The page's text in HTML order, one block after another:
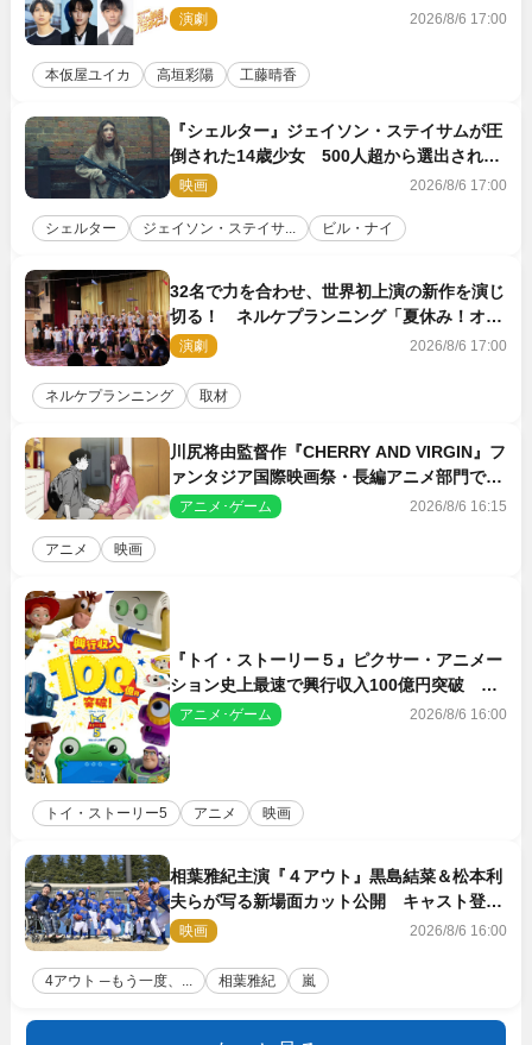
演劇 2026/8/6 17:00
本仮屋ユイカ 高垣彩陽 工藤晴香
『シェルター』ジェイソン・ステイサムが圧
倒された14歳少女 500人超から選出された
新鋭ボディ・レイ・ブレスナックとは
映画 2026/8/6 17:00
シェルター ジェイソン・ステイサ... ビル・ナイ
32名で力を合わせ、世界初上演の新作を演じ
切る！ ネルケプランニング「夏休み！オ
ン・ワークショップ2026」レポート【最終
日】
演劇 2026/8/6 17:00
ネルケプランニング 取材
川尻将由監督作『CHERRY AND VIRGIN』フ
ァンタジア国際映画祭・長編アニメ部門で観
客賞・金賞受賞！
アニメ･ゲーム 2026/8/6 16:15
アニメ 映画
『トイ・ストーリー５』ピクサー・アニメー
ション史上最速で興行収入100億円突破 シ
リーズNo.1興収が目前
アニメ･ゲーム 2026/8/6 16:00
トイ・ストーリー5 アニメ 映画
相葉雅紀主演『４アウト』黒島結菜＆松本利
夫らが写る新場面カット公開 キャスト登壇
イベントも決定
映画 2026/8/6 16:00
4アウト ─もう一度、... 相葉雅紀 嵐